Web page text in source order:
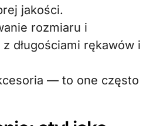
jakości.
rozmiaru i
długościami rękawów i
— to one często